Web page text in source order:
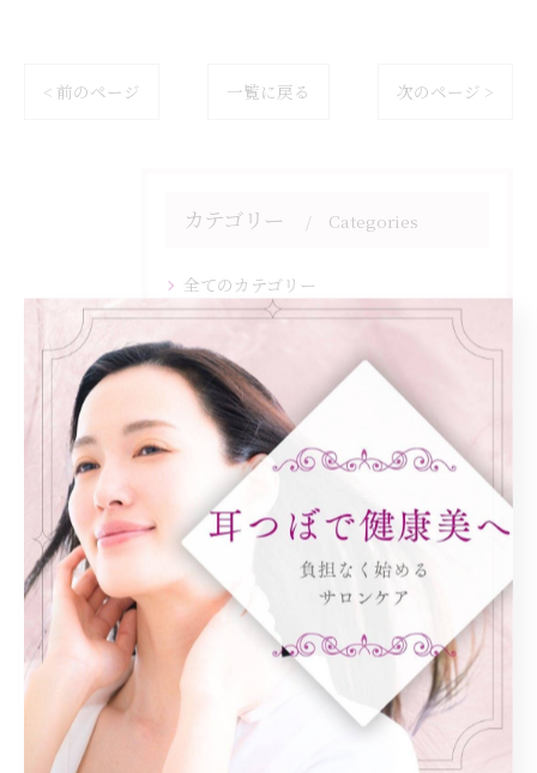
< 前のページ 一覧に戻る 次のページ >
カテゴリー Categories
全てのカテゴリー
健康
美容エステ
痩身
最近の投稿 Recent Posts
2026/08/05
「初回カウンセリングでは何をするの？」